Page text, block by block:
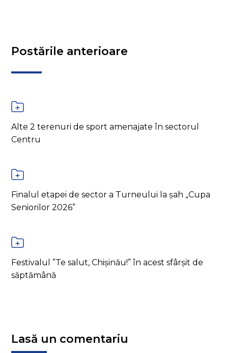
Postările anterioare
Alte 2 terenuri de sport amenajate în sectorul
Centru
Finalul etapei de sector a Turneului la șah „Cupa
Seniorilor 2026”
Festivalul ”Te salut, Chișinău!” în acest sfârșit de
săptămână
Lasă un comentariu